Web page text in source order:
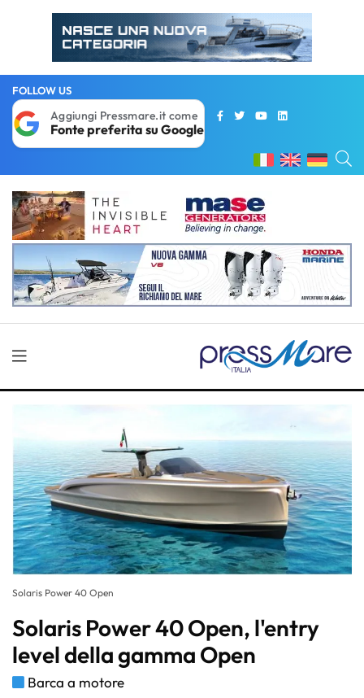
FOLLOW US
Aggiungi Pressmare.it come
Fonte preferita su Google
Solaris Power 40 Open
Solaris Power 40 Open, l'entry
level della gamma Open
Barca a motore